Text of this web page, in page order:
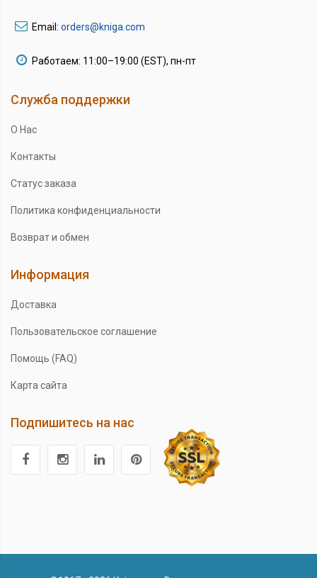
Email: orders@kniga.com
Работаем: 11:00–19:00 (EST), пн-пт
Служба поддержки
О Нас
Контакты
Статус заказа
Политика конфиденциальности
Возврат и обмен
Информация
Доставка
Пользовательское соглашение
Помощь (FAQ)
Карта сайта
Подпишитесь на нас